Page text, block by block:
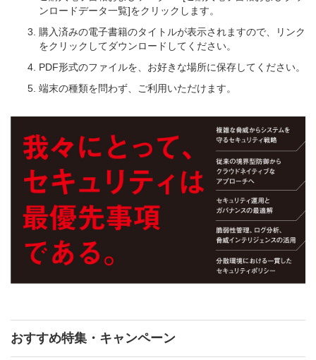
ンロードデータ一覧]をクリックします。
購入済みの電子書籍のタイトルが表示されますので、リンク
をクリックしてダウンロードしてください。
PDF形式のファイルを、お好きな場所に保存してください。
端末の種類を問わず、ご利用いただけます。
おすすめ特集・キャンペーン